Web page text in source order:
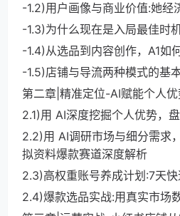
-1.2)用户画像与商业价值:她经
-1.3)为什么现在是入局最佳时
-1.4)从选品到内容创作，A1如
-1.5)店铺与导流两种模式的基
第二章|精准定位-AI赋能个人
2.1)用 AI深度挖掘个人优势，
2.2)用 AI调研市场与细分需求
拟资料爆款赛道深度解析
2.3)高权重账号养成计划:7天
2.4)爆款选品实战:用真实市场